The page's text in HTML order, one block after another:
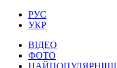
РУС
УКР
ВІДЕО
ФОТО
НАЙПОПУЛЯРНІШІ